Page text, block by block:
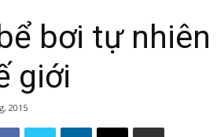
bơi tự
giới
2015